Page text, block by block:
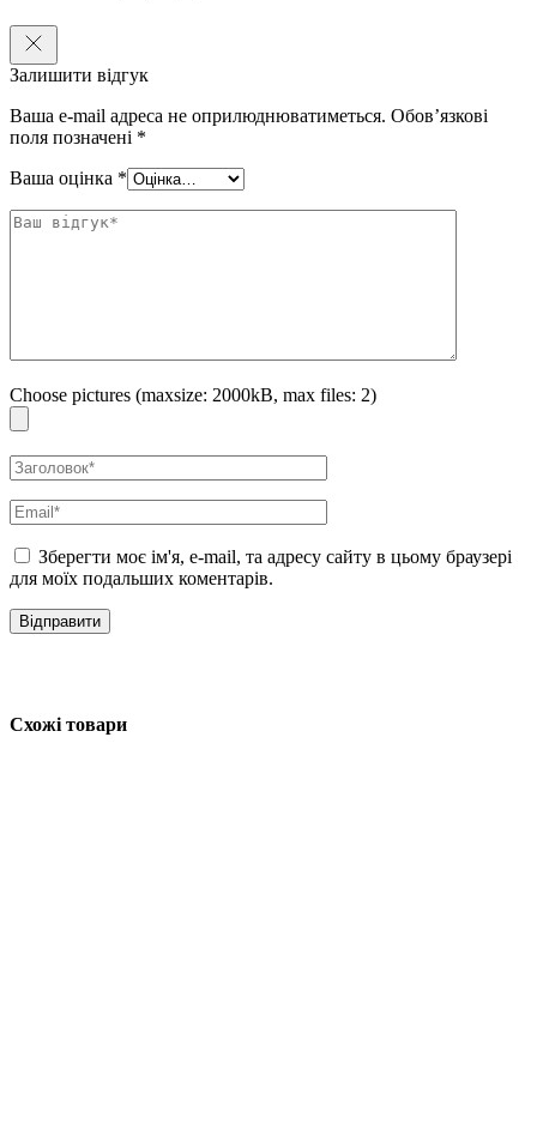
Активні компоненти:
Олія Ши (або каріте):
живить шкіру, діє як антиоксидант і
властивості, покращує тонус шкіри і розгладжує її
але не забиває пори, загоює пошкодження, усуває
Особливості використання:
Нанесіть необхідну кількість засобу на суху шкіру тіла масажними
рухами. Дочекайтесь повного вбирання. Молочко швидко вбирається,
не залишаючи відчуття жирності на шкірі.
Залишити відгук
Ваша e-mail адреса не оприлюднюватиметься. Обов’язкові
поля позначені *
Ваша оцінка *
Choose pictures (maxsize: 2000kB, max files: 2)
Зберегти моє ім'я, e-mail, та адресу сайту в цьому браузері
для моїх подальших коментарів.
Схожі товари